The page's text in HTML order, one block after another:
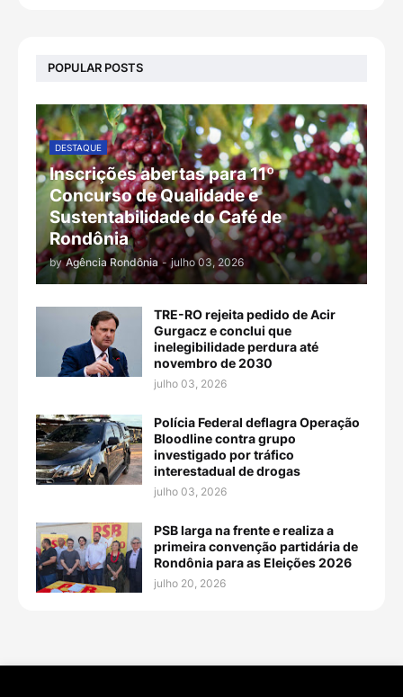
POPULAR POSTS
DESTAQUE
Inscrições abertas para 11º
Concurso de Qualidade e
Sustentabilidade do Café de
Rondônia
by Agência Rondônia - julho 03, 2026
TRE-RO rejeita pedido de Acir
Gurgacz e conclui que
inelegibilidade perdura até
novembro de 2030
julho 03, 2026
Polícia Federal deflagra Operação
Bloodline contra grupo
investigado por tráfico
interestadual de drogas
julho 03, 2026
PSB larga na frente e realiza a
primeira convenção partidária de
Rondônia para as Eleições 2026
julho 20, 2026